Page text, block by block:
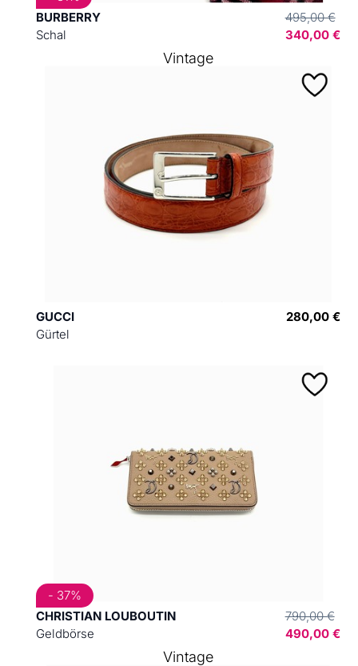
BURBERRY
Schal
495,00 €
340,00 €
GUCCI
Gürtel
280,00 €
Vintage
CHRISTIAN LOUBOUTIN
Geldbörse
790,00 €
490,00 €
- 37%
Vintage